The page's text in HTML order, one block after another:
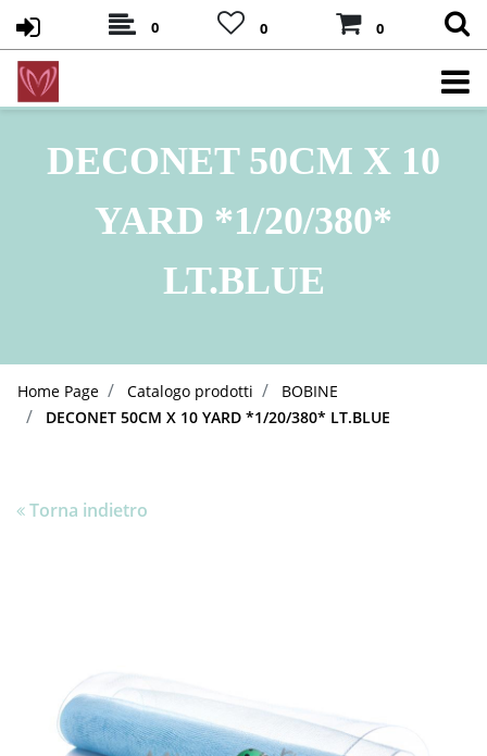
0 0 0
DECONET 50CM X 10
YARD *1/20/380*
LT.BLUE
Home Page Catalogo prodotti
BOBINE
DECONET 50CM X 10 YARD *1/20/380* LT.BLUE
Torna indietro